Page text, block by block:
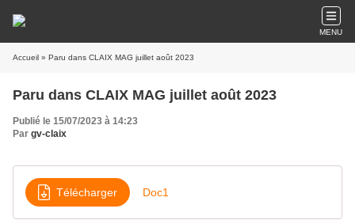
MENU
Accueil » Paru dans CLAIX MAG juillet août 2023
Paru dans CLAIX MAG juillet août 2023
Publié le 15/07/2023 à 14:23
Par gv-claix
Télécharger Doc1